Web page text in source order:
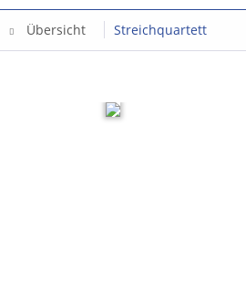
Übersicht Streichquartett